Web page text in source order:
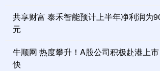
共享财富 泰禾智能预计上半年净利润为
元
牛顺网 热度攀升！A股公司积极赴港上市
快